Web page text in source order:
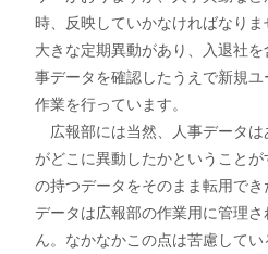
時、反映していかなければなりま
大きな定期異動があり、入退社
事データを確認したうえで新規
作業を行っています。
広報部には当然、人事データ
がどこに異動したかということ
の持つデータをそのまま転用で
データは広報部の作業用に管理
ん。なかなかこの点は苦慮してい